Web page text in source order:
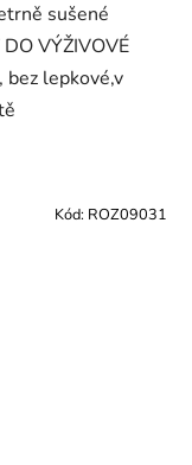
sušené
VÝŽIVOVÉ
bez lepkové,v
Kód: ROZ09031